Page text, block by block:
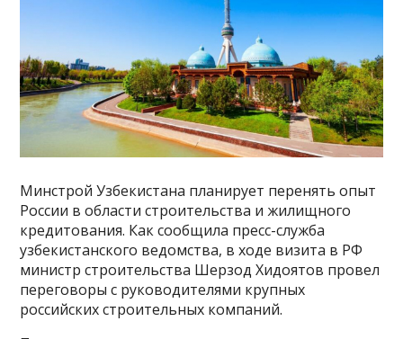
Минстрой Узбекистана планирует перенять опыт
России в области строительства и жилищного
кредитования. Как сообщила пресс-служба
узбекистанского ведомства, в ходе визита в РФ
министр строительства Шерзод Хидоятов провел
переговоры с руководителями крупных
российских строительных компаний.